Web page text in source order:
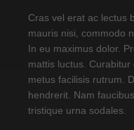
Cras vel erat ac lectus
mauris nisi, commodo
In eu maximus dolor.
mattis luctus.
metus facilisis rutrum.
hendrerit. Nam
tristique urna sodales.